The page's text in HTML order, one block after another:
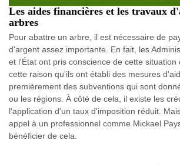
Les aides financières et les travaux
arbres
Pour abattre un arbre, il est nécessaire de
d'argent assez importante. En fait, les
et l'État ont pris conscience de cette situation
cette raison qu'ils ont établi des mesures
premièrement des subventions qui sont
ou les régions. À côté de cela, il existe les
l'application d'un taux d'imposition réduit.
appel à un professionnel comme Mickael
bénéficier de cela.